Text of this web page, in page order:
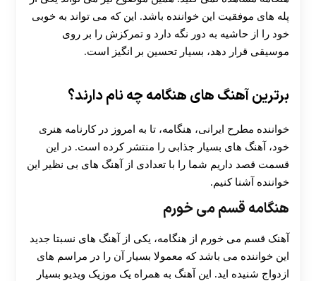
پله های موفقیت این خواننده باشد. این که می تواند به خوبی
خود را از حاشیه به دور نگه دارد و تمرکزش را بر روی
موسیقی قرار دهد، بسیار تحسین بر انگیز است.
برترین آهنگ های هنگامه چه نام دارند؟
خواننده مطرح ایرانی، هنگامه، تا به امروز در کارنامه هنری
خود، آهنگ های بسیار جذابی را منتشر کرده است. در این
قسمت قصد داریم شما را با تعدادی از آهنگ های بی نظیر این
خواننده آشنا کنیم.
هنگامه قسم می خورم
آهنک قسم می خورم از هنگامه، یکی از آهنگ های نسبتا جدید
این خواننده می باشد که معمولا بسیار آن را در مراسم های
ازدواج شنیده اید. این آهنگ به همراه یک موزیک ویدیو بسیار